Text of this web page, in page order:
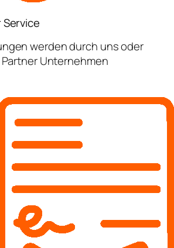
werden durch uns oder
Unternehmen